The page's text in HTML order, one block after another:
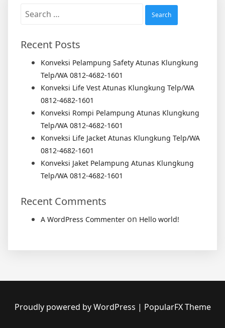
Search
Recent Posts
Konveksi Pelampung Safety Atunas Klungkung
Telp/WA 0812-4682-1601
Konveksi Life Vest Atunas Klungkung Telp/WA
0812-4682-1601
Konveksi Rompi Pelampung Atunas Klungkung
Telp/WA 0812-4682-1601
Konveksi Life Jacket Atunas Klungkung Telp/WA
0812-4682-1601
Konveksi Jaket Pelampung Atunas Klungkung
Telp/WA 0812-4682-1601
Recent Comments
A WordPress Commenter on Hello world!
Proudly powered by WordPress | PopularFX Theme